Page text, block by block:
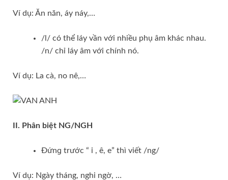
Ví dụ: Ăn năn, áy náy,…
/l/ có thể láy vần với nhiều phụ âm khác nhau.
/n/ chỉ láy âm với chính nó.
Ví dụ: La cà, no nê,…
II. Phân biệt NG/NGH
Đứnɡ trước “ i , ê, e” thì viết /ng/
Ví dụ: Ngày tháng, nghi ngờ, …